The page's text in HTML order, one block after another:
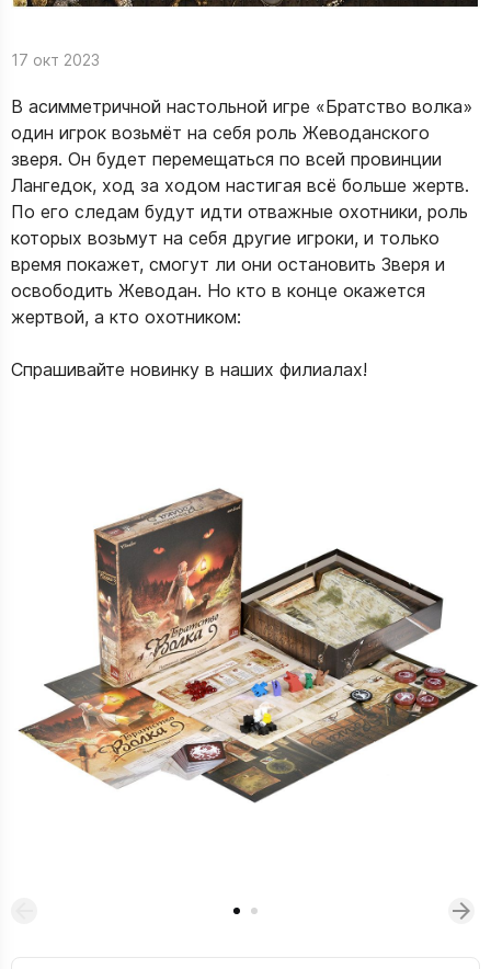
17 окт 2023
В асимметричной настольной игре «Братство волка»
один игрок возьмёт на себя роль Жеводанского
зверя. Он будет перемещаться по всей провинции
Лангедок, ход за ходом настигая всё больше жертв.
По его следам будут идти отважные охотники, роль
которых возьмут на себя другие игроки, и только
время покажет, смогут ли они остановить Зверя и
освободить Жеводан. Но кто в конце окажется
жертвой, а кто охотником:
Спрашивайте новинку в наших филиалах!